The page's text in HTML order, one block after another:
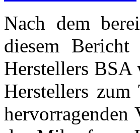
Nach dem
diesem
Herstellers BSA
Herstellers